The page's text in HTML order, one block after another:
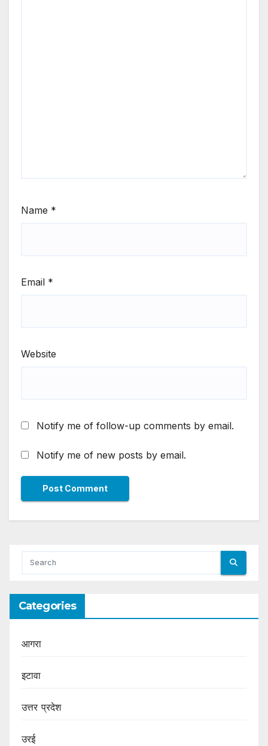
Name *
Email *
Website
Notify me of follow-up comments by email.
Notify me of new posts by email.
Categories
आगरा
इटावा
उत्तर प्रदेश
उरई